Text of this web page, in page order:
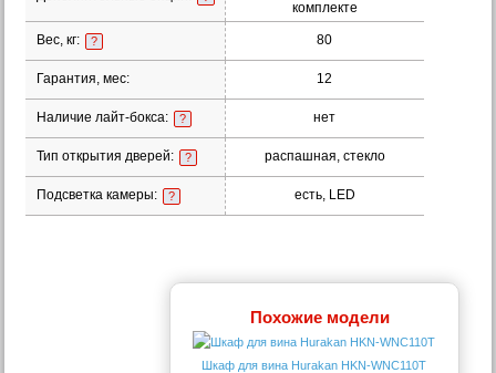
комплекте
Вес, кг: ? 80
Гарантия, мес: 12
Наличие лайт-бокса: ? нет
Тип открытия дверей: ? распашная, стекло
Подсветка камеры: ? есть, LED
Похожие модели
Шкаф для вина Hurakan HKN-WNC110T